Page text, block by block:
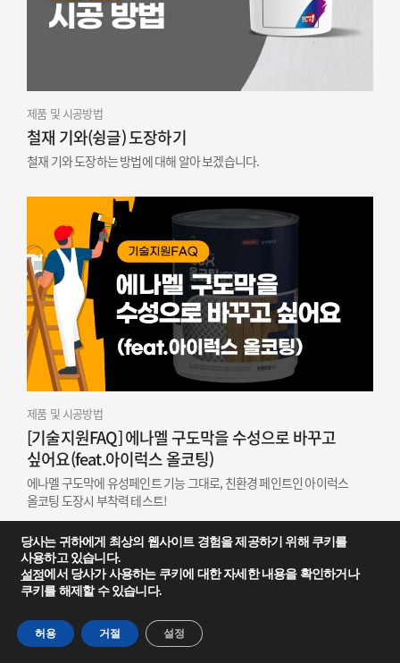
제품 및 시공방법
철재 기와(슁글) 도장하기
철재 기와 도장하는 방법에 대해 알아 보겠습니다.
제품 및 시공방법
[기술지원FAQ] 에나멜 구도막을 수성으로 바꾸고
싶어요(feat.아이럭스 올코팅)
에나멜 구도막에 유성페인트 기능 그대로, 친환경 페인트인 아이럭스
올코팅 도장시 부착력 테스트!
당사는 귀하에게 최상의 웹사이트 경험을 제공하기 위해 쿠키를
사용하고 있습니다.
설정에서 당사가 사용하는 쿠키에 대한 자세한 내용을 확인하거나
쿠키를 해제할 수 있습니다.
허용 거절 설정